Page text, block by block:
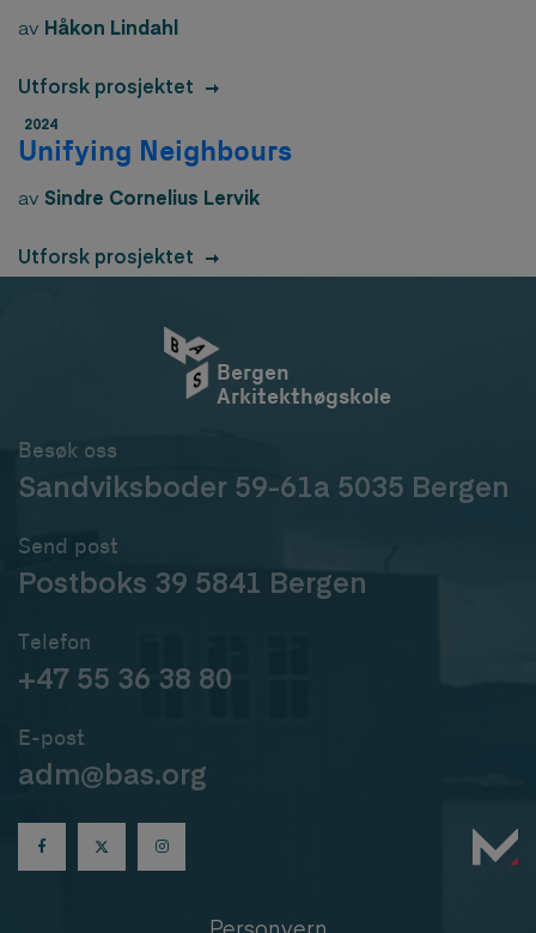
av Håkon Lindahl
Utforsk prosjektet
2024
Unifying Neighbours
av Sindre Cornelius Lervik
Utforsk prosjektet
Bergen
Arkitekthøgskole
Besøk oss
Sandviksboder 59-61a 5035 Bergen
Send post
Postboks 39 5841 Bergen
Telefon
+47 55 36 38 80
E-post
adm@bas.org